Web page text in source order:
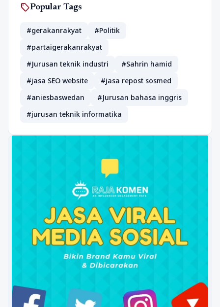
sellPopular Tags
#gerakanrakyat
#Politik
#partaigerakanrakyat
#Jurusan teknik industri
#Sahrin hamid
#jasa SEO website
#jasa repost sosmed
#aniesbaswedan
#Jurusan bahasa inggris
#jurusan teknik informatika